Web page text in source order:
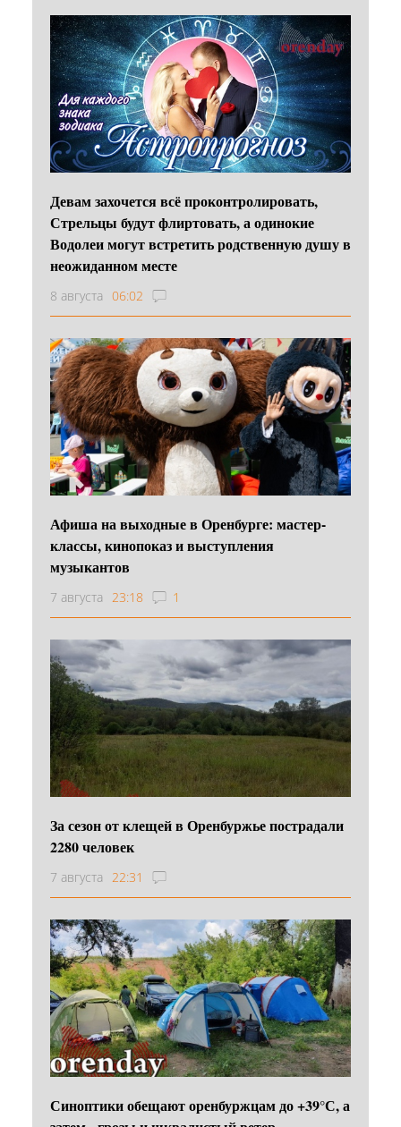
Девам захочется всё проконтролировать,
Стрельцы будут флиртовать, а одинокие
Водолеи могут встретить родственную душу в
неожиданном месте
8 августа 06:02
Афиша на выходные в Оренбурге: мастер-
классы, кинопоказ и выступления
музыкантов
7 августа 23:18 1
За сезон от клещей в Оренбуржье пострадали
2280 человек
7 августа 22:31
Синоптики обещают оренбуржцам до +39°С, а